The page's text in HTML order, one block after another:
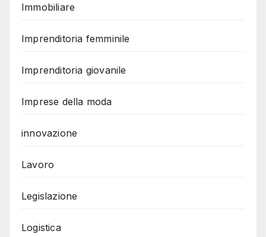
Immobiliare
Imprenditoria femminile
Imprenditoria giovanile
Imprese della moda
innovazione
Lavoro
Legislazione
Logistica